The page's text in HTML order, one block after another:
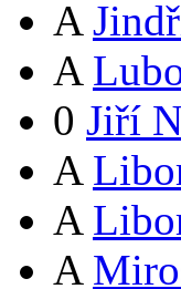
A
A
0 Jiří
A
A
A